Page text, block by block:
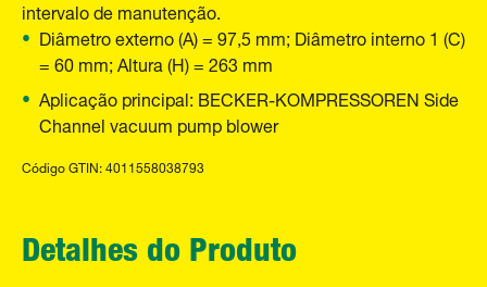
intervalo de manutenção.
Diâmetro externo (A) = 97,5 mm; Diâmetro interno 1 (C)
= 60 mm; Altura (H) = 263 mm
Aplicação principal: BECKER-KOMPRESSOREN Side
Channel vacuum pump blower
Código GTIN: 4011558038793
Detalhes do Produto